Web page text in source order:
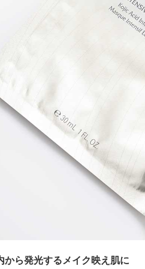
から発光するメイク映え肌に